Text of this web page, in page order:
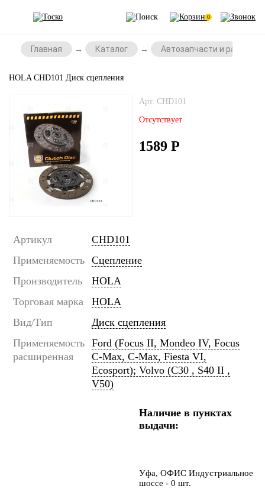
0
Главная Каталог Автозапчасти и
HOLA CHD101 Диск сцепления
Арт. CHD101
Отсутствует
1589 Р
Артикул
CHD101
Применяемость Сцепление
Производитель
HOLA
Торговая марка
HOLA
Вид/Тип
Диск сцепления
Применяемость
расширенная
Ford (Focus II, Mondeo IV, Focus
C-Max, C-Max, Fiesta VI,
Ecosport); Volvo (C30 , S40 II ,
V50)
Наличие в пунктах
выдачи:
Уфа, ОФИС Индустриальное
шоссе - 0 шт.